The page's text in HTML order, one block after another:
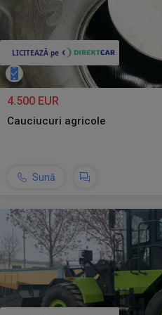
4.500 EUR
Cauciucuri agricole
Sună